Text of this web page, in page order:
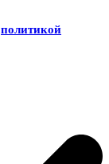
политикой